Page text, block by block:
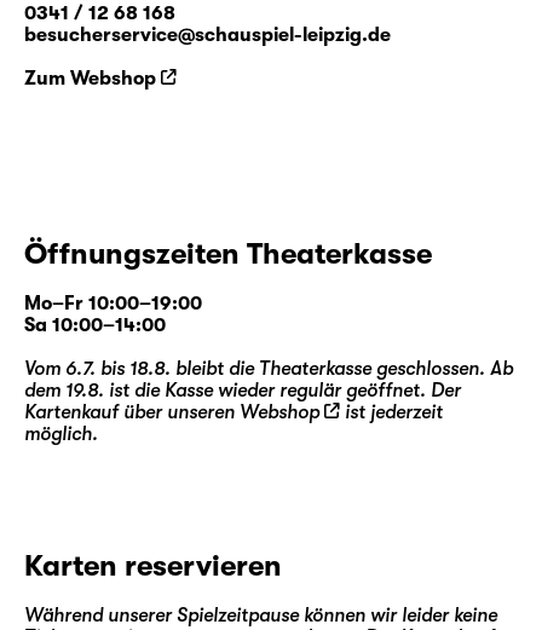
0341 / 12 68 168
besucherservice@schauspiel-leipzig.de
Zum Webshop
Öffnungszeiten Theaterkasse
Mo–Fr 10:00–19:00
Sa 10:00–14:00
Vom 6.7. bis 18.8. bleibt die Theaterkasse geschlossen. Ab
dem 19.8. ist die Kasse wieder regulär geöffnet. Der
Kartenkauf über unseren Webshop
ist jederzeit
möglich.
Karten reservieren
Während unserer Spielzeitpause können wir leider keine